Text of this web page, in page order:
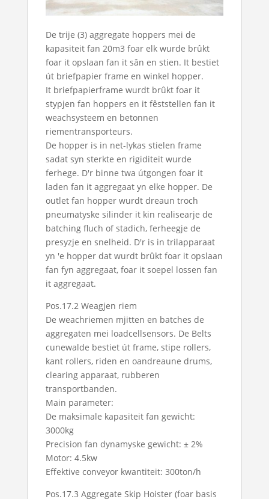
De trije (3) aggregate hoppers mei de
kapasiteit fan 20m3 foar elk wurde brûkt
foar it opslaan fan it sân en stien. It bestiet
út briefpapier frame en winkel hopper.
It briefpapierframe wurdt brûkt foar it
stypjen fan hoppers en it fêststellen fan it
weachsysteem en betonnen
riementransporteurs.
De hopper is in net-lykas stielen frame
sadat syn sterkte en rigiditeit wurde
ferhege. D'r binne twa útgongen foar it
laden fan it aggregaat yn elke hopper. De
outlet fan hopper wurdt dreaun troch
pneumatyske silinder it kin realisearje de
batching fluch of stadich, ferheegje de
presyzje en snelheid. D'r is in trilapparaat
yn 'e hopper dat wurdt brûkt foar it opslaan
fan fyn aggregaat, foar it soepel lossen fan
it aggregaat.
Pos.17.2 Weagjen riem
De weachriemen mjitten en batches de
aggregaten mei loadcellsensors. De Belts
cunewalde bestiet út frame, stipe rollers,
kant rollers, riden en oandreaune drums,
clearing apparaat, rubberen
transportbanden.
Main parameter:
De maksimale kapasiteit fan gewicht:
3000kg
Precision fan dynamyske gewicht: ± 2%
Motor: 4.5kw
Effektive conveyor kwantiteit: 300ton/h
Pos.17.3 Aggregate Skip Hoister (foar basis